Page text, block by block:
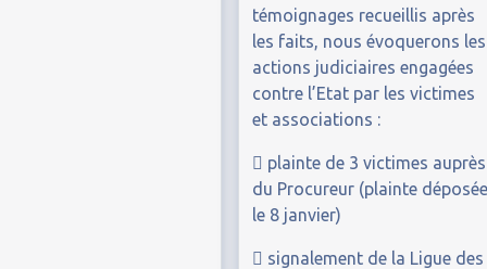
témoignages recueillis après
les faits, nous évoquerons les
actions judiciaires engagées
contre l’Etat par les victimes
et associations :
 plainte de 3 victimes auprès
du Procureur (plainte déposée
le 8 janvier)
 signalement de la Ligue des